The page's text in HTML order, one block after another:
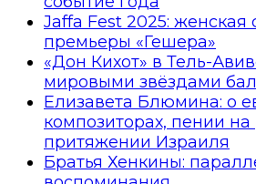
Jaffa Fest 2025:
премьеры «Гешера»
«Дон Кихот» в Тель-
мировыми звёздами
Елизавета Блюмина: о
композиторах, пении на
притяжении Израиля
Братья Хенкины: